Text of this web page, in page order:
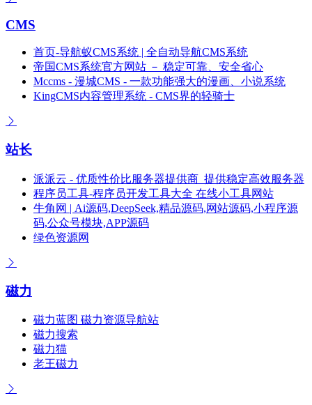
CMS
首页-导航蚁CMS系统 | 全自动导航CMS系统
帝国CMS系统官方网站 － 稳定可靠、安全省心
Mccms - 漫城CMS - 一款功能强大的漫画、小说系统
KingCMS内容管理系统 - CMS界的轻骑士
站长
派派云 - 优质性价比服务器提供商_提供稳定高效服务器
程序员工具-程序员开发工具大全 在线小工具网站
牛角网 | Ai源码,DeepSeek,精品源码,网站源码,小程序源
码,公众号模块,APP源码
绿色资源网
磁力
磁力蓝图 磁力资源导航站
磁力搜索
磁力猫
老王磁力